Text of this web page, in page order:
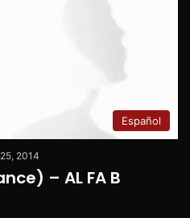
Español
2014
– AL FA B